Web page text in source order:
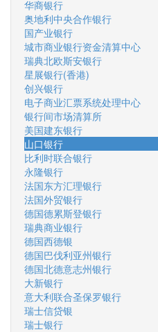
华商银行
奥地利中央合作银行
国产业银行
城市商业银行资金清算中心
瑞典北欧斯安银行
星展银行(香港)
创兴银行
电子商业汇票系统处理中心
银行间市场清算所
美国建东银行
山口银行
比利时联合银行
永隆银行
法国东方汇理银行
法国外贸银行
德国德累斯登银行
瑞典商业银行
德国西德银
德国巴伐利亚州银行
德国北德意志州银行
大新银行
意大利联合圣保罗银行
瑞士信贷银
瑞士银行